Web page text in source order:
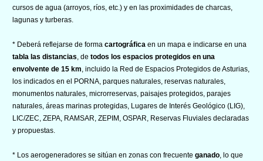
cursos de agua (arroyos, ríos, etc.) y en las proximidades de charcas,
lagunas y turberas.
* Deberá reflejarse de forma cartográfica en un mapa e indicarse en una
tabla las distancias , de todos los espacios protegidos en una
envolvente de 15 km , incluido la Red de Espacios Protegidos de Asturias,
los indicados en el PORNA, parques naturales, reservas naturales,
monumentos naturales, microrreservas, paisajes protegidos, parajes
naturales, áreas marinas protegidas, Lugares de Interés Geológico (LIG),
LIC/ZEC, ZEPA, RAMSAR, ZEPIM, OSPAR, Reservas Fluviales declaradas
y propuestas.
* Los aerogeneradores se sitúan en zonas con frecuente ganado , lo que